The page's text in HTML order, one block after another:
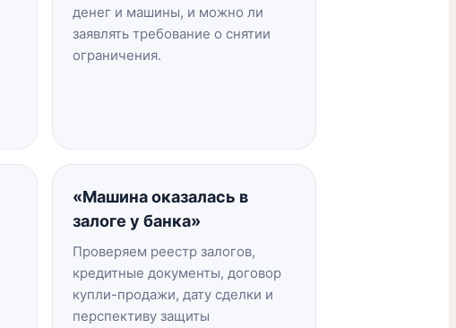
денег и машины, и можно ли
заявлять требование о снятии
ограничения.
«Машина оказалась в
залоге у банка»
Проверяем реестр залогов,
кредитные документы, договор
купли-продажи, дату сделки и
перспективу защиты